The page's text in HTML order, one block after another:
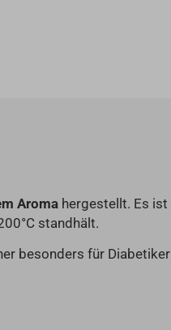
Aroma hergestellt. Es ist
standhält.
besonders für Diabetiker